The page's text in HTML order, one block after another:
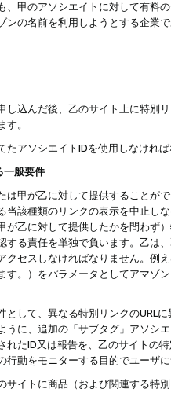
、甲のアソシエイトに対して有料
ンの名前を利用しようとする企業
し込んだ後、乙のサイト上に特別
。
たアソシエイトIDを使用しなけれ
一般要件
は甲が乙に対して提供することが
当該種類のリンクの表示を中止し
が乙に対して提供したかを問わず
する責任を単独で負います。乙は
クセスしなければなりません。例
す。）をパラメータとしてアマゾ
として、異なる特別リンクのURL
うに、追加の「サブタグ」アソシ
れたID又は報告を、乙のサイトの
行動をモニターする目的でユーザ
サイトに商品（および関連する特